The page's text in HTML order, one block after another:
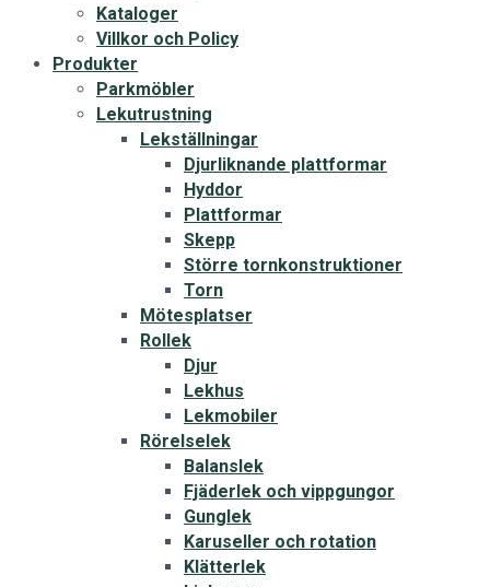
Kataloger
Villkor och Policy
Produkter
Parkmöbler
Lekutrustning
Lekställningar
Djurliknande plattformar
Hyddor
Plattformar
Skepp
Större tornkonstruktioner
Torn
Mötesplatser
Rollek
Djur
Lekhus
Lekmobiler
Rörelselek
Balanslek
Fjäderlek och vippgungor
Gunglek
Karuseller och rotation
Klätterlek